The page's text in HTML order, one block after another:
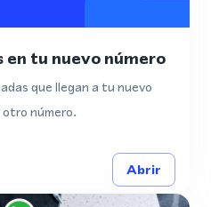
tu nuevo número
que llegan a tu nuevo
otro número.
Abrir